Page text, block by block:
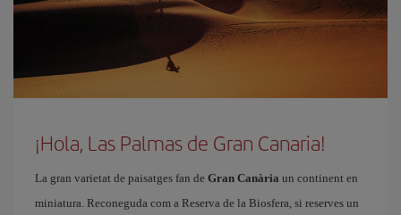
¡Hola, Las Palmas de Gran Canaria!
La gran varietat de paisatges fan de Gran Canària un continent en
miniatura. Reconeguda com a Reserva de la Biosfera, si reserves un